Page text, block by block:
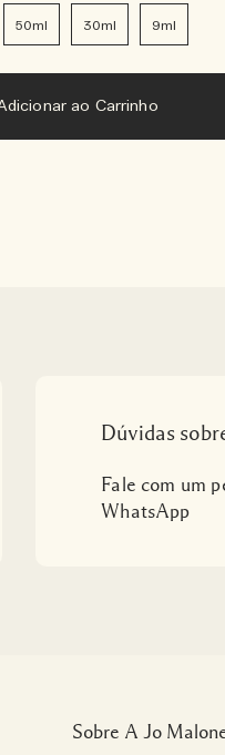
50ml 30ml 9ml
ao Carrinho
Dúvidas
Fale com um
WhatsApp
Sobre A Jo